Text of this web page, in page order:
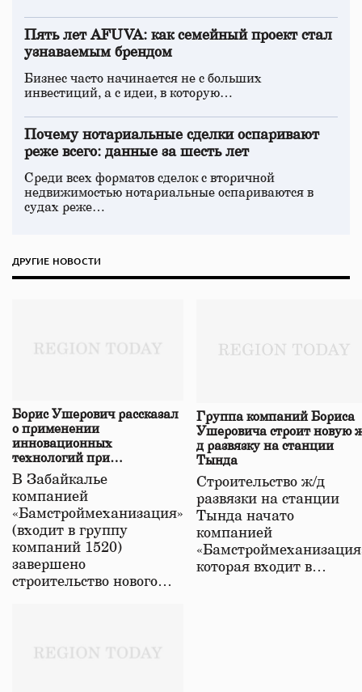
Пять лет AFUVA: как семейный проект стал
узнаваемым брендом
Бизнес часто начинается не с больших
инвестиций, а с идеи, в которую…
Почему нотариальные сделки оспаривают
реже всего: данные за шесть лет
Среди всех форматов сделок с вторичной
недвижимостью нотариальные оспариваются в
судах реже…
ДРУГИЕ НОВОСТИ
Борис Ушерович рассказал
о применении
инновационных
технологий при
строительстве нового моста
в Забайкалье
В Забайкалье
компанией
«Бамстроймеханизация»
(входит в группу
компаний 1520)
завершено
строительство нового…
Группа компаний Бориса
Ушеровича строит новую
д развязку на станции
Тында
Строительство ж/д
развязки на станции
Тында начато
компанией
которая входит в…